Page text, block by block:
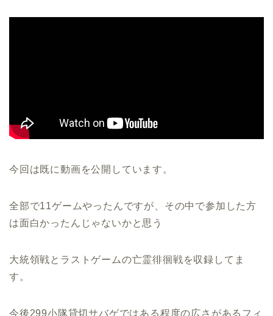
今回は既に動画を公開しています。
全部で11ゲームやったんですが、その中で参加した方
は面白かったんじゃないかと思う
大統領戦とラストゲームの亡霊徘徊戦を収録してま
す。
今後299小隊貸切サバゲではある程度の広さがあるフィ